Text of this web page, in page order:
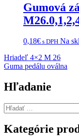
Gumová
0,18€ s DPH Na
Navigácia
v
článku
Hriadeľ 4×2 M 26
Guma pedálu oválna
Hľadanie
Hľadať:
Kategórie